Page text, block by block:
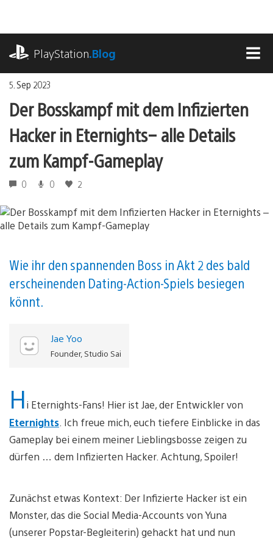
springen
PlayStation.Blog
5. Sep 2023
Der Bosskampf mit dem Infizierten
Hacker in Eternights – alle Details
zum Kampf-Gameplay
0 0 2
Wie ihr den spannenden Boss in Akt 2 des bald
erscheinenden Dating-Action-Spiels besiegen
könnt.
Jae Yoo
Founder, Studio Sai
Hi Eternights-Fans! Hier ist Jae, der Entwickler von
Eternights . Ich freue mich, euch tiefere Einblicke in das
Gameplay bei einem meiner Lieblingsbosse zeigen zu
dürfen … dem Infizierten Hacker. Achtung, Spoiler!
Zunächst etwas Kontext: Der Infizierte Hacker ist ein
Monster, das die Social Media-Accounts von Yuna
(unserer Popstar-Begleiterin) gehackt hat und nun